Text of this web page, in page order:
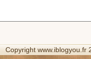
Copyright www.iblogyou.fr